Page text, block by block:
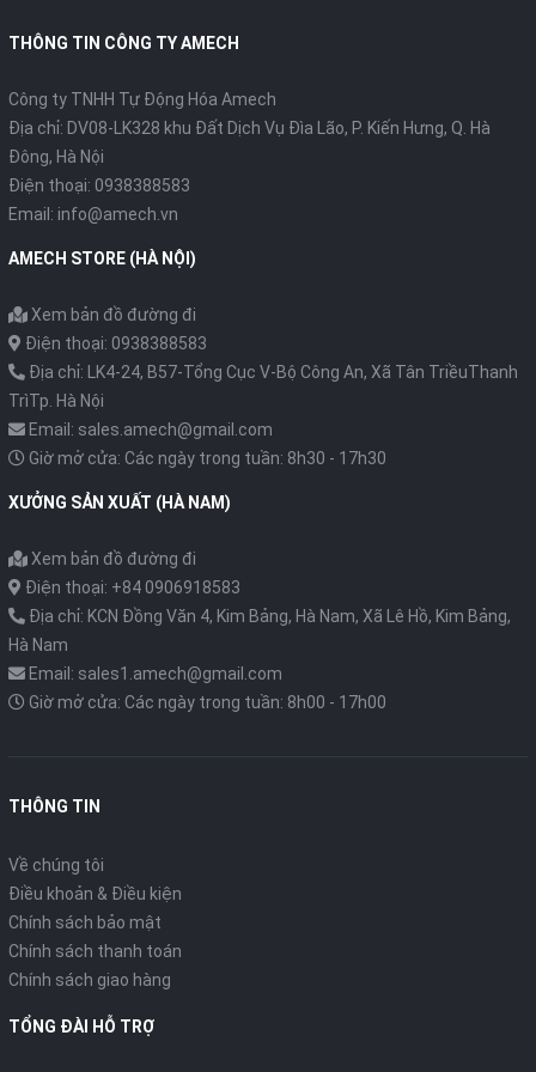
+ Temperature range up to -40 °C
+ Robust also for wet and dirty applications
+ Easy installation of the wire extension
+ Flexible system integration of any output signals and
+ Enhanced safety through redundant sensor system as an
option
Những lợi ích khi bạn mua hàng tại Công ty
- Sản phẩm cónguồn gốc xuất xứ rõ ràng
thay thế, nâng cấp linh kiện khi cần thiết;
- Sản phẩm trước khi xuất xưởng luôn được
- Sản phẩm được bảo hành 12 tháng
tâm khi sử dụng;
kiểm tra bởi Bộ Công Thương
của AMECH tại trang web của Bộ Công Thương ở phía cuối
Model: SG60
Robust design with 6000 mm measurement length
+ Robust design
THÔNG TIN CÔNG TY AMECH
Công ty TNHH Tự Động Hóa Amech
Địa chỉ: DV08-LK328 khu Đất Dịch Vụ Đìa Lão, P. Kiến Hưng, Q. Hà
Đông, Hà Nội
Điện thoại: 0938388583
Email: info@amech.vn
AMECH STORE (HÀ NỘI)
Xem bản đồ đường đi
Điện thoại: 0938388583
Địa chỉ: LK4-24, B57-Tổng Cục V-Bộ Công An, Xã Tân TriềuThanh
TrìTp. Hà Nội
Email: sales.amech@gmail.com
Giờ mở cửa: Các ngày trong tuần: 8h30 - 17h30
XƯỞNG SẢN XUẤT (HÀ NAM)
Xem bản đồ đường đi
Điện thoại: +84 0906918583
Địa chỉ: KCN Đồng Văn 4, Kim Bảng, Hà Nam, Xã Lê Hồ, Kim Bảng,
Hà Nam
Email: sales1.amech@gmail.com
Giờ mở cửa: Các ngày trong tuần: 8h00 - 17h00
THÔNG TIN
Về chúng tôi
Điều khoản & Điều kiện
Chính sách bảo mật
Chính sách thanh toán
Chính sách giao hàng
TỔNG ĐÀI HỖ TRỢ